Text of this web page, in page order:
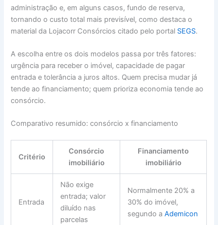
administração e, em alguns casos, fundo de reserva,
tornando o custo total mais previsível, como destaca o
material da Lojacorr Consórcios citado pelo portal SEGS.
A escolha entre os dois modelos passa por três fatores:
urgência para receber o imóvel, capacidade de pagar
entrada e tolerância a juros altos. Quem precisa mudar já
tende ao financiamento; quem prioriza economia tende ao
consórcio.
Comparativo resumido: consórcio x financiamento
Critério
Consórcio
imobiliário
Financiamento
imobiliário
Entrada
Não exige
entrada; valor
diluído nas
parcelas
Normalmente 20% a
30% do imóvel,
segundo aAdemicon